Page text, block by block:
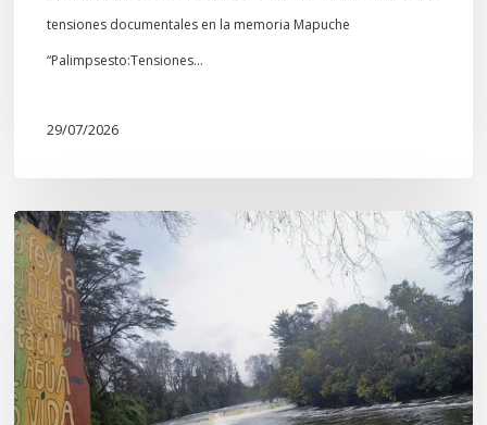
tensiones documentales en la memoria Mapuche
“Palimpsesto:Tensiones…
29/07/2026
En
defensa
del
Salto
Donguil
y